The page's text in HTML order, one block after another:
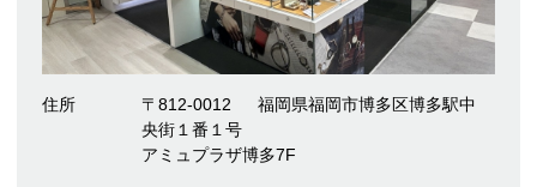
住所 〒812-0012
福岡県福岡市博多区博多駅中
央街１番１号
アミュプラザ博多7F